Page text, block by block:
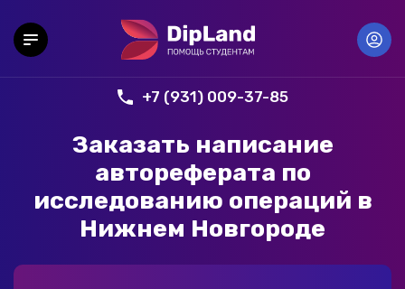
+7 (931) 009-37-85
Заказать написание
автореферата по
исследованию операций в
Нижнем Новгороде